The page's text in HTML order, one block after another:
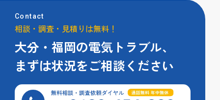
Contact
相談・調査・見積りは無料！
大分・福岡の電気トラブル、
まずは状況をご相談ください